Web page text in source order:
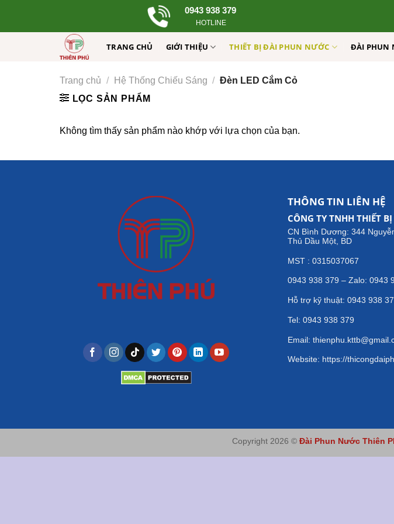
0943 938 379
HOTLINE
TRANG CHỦ GIỚI THIỆU THIẾT BỊ ĐÀI PHUN NƯỚC ĐÀI PHUN
Trang chủ / Hệ Thống Chiếu Sáng / Đèn LED Cắm Cỏ
LỌC SẢN PHẨM
Không tìm thấy sản phẩm nào khớp với lựa chọn của bạn.
THÔNG TIN LIÊN HỆ
CÔNG TY TNHH THIẾT
CN Bình Dương: 344
Thủ Dầu Một, BD
MST : 0315037067
0943 938 379 – Zalo: 0943
Hỗ trợ kỹ thuật: 0943 938
Tel: 0943 938 379
Email:
Website: https://
Copyright 2026 © Đài Phun Nước Thiên